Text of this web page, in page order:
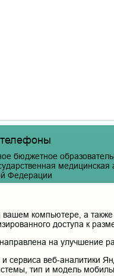
бюджетное
Федерации
компьютере, а также
доступа к
на улучшение
сервиса веб-аналитики
тип и модель